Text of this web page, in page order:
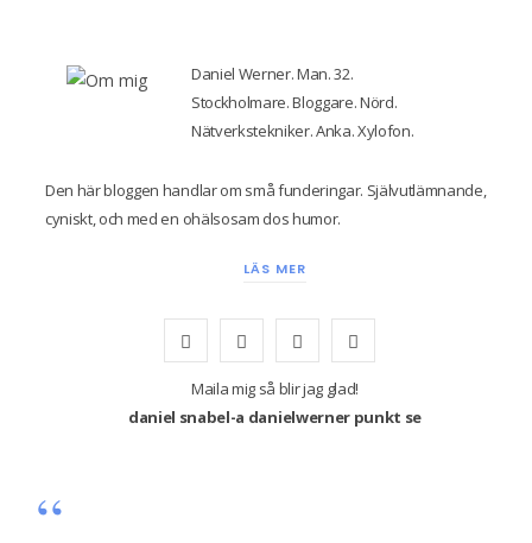
Daniel Werner. Man. 32.
Stockholmare. Bloggare. Nörd.
Nätverkstekniker. Anka. Xylofon.
Den här bloggen handlar om små funderingar. Självutlämnande,
cyniskt, och med en ohälsosam dos humor.
LÄS MER
F
a
c
T
w
I
n
s
Y
o
u
Maila mig så blir jag glad!
daniel snabel-a danielwerner punkt se